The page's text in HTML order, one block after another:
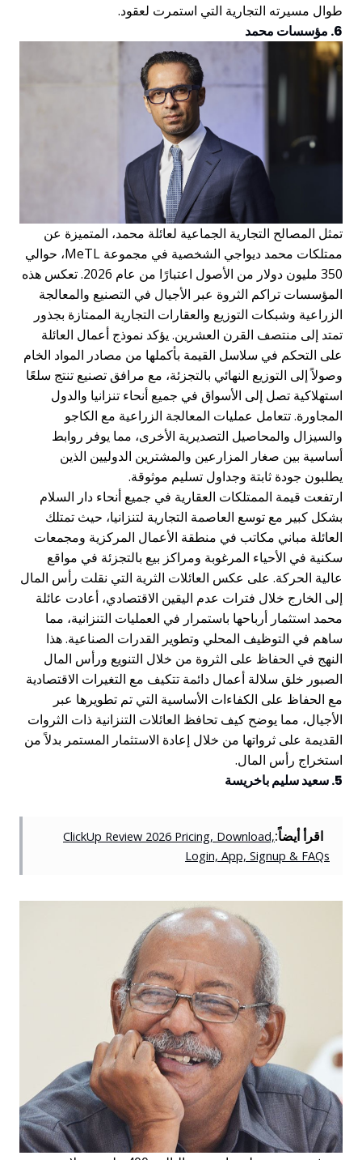
طوال مسيرته التجارية التي استمرت لعقود.
تمثل المصالح التجارية الجماعية لعائلة محمد، المتميزة عن
ممتلكات محمد ديواجي الشخصية في مجموعة MeTL، حوالي
350 مليون دولار من الأصول اعتبارًا من عام 2026. تعكس هذه
المؤسسات تراكم الثروة عبر الأجيال في التصنيع والمعالجة
الزراعية وشبكات التوزيع والعقارات التجارية الممتازة بجذور
تمتد إلى منتصف القرن العشرين. يؤكد نموذج أعمال العائلة
على التحكم في سلاسل القيمة بأكملها من مصادر المواد الخام
وصولاً إلى التوزيع النهائي بالتجزئة، مع مرافق تصنيع تنتج سلعًا
استهلاكية تصل إلى الأسواق في جميع أنحاء تنزانيا والدول
المجاورة. تتعامل عمليات المعالجة الزراعية مع الكاجو
والسيزال والمحاصيل التصديرية الأخرى، مما يوفر روابط
أساسية بين صغار المزارعين والمشترين الدوليين الذين
يطلبون جودة ثابتة وجداول تسليم موثوقة.
ارتفعت قيمة الممتلكات العقارية في جميع أنحاء دار السلام
بشكل كبير مع توسع العاصمة التجارية لتنزانيا، حيث تمتلك
العائلة مباني مكاتب في منطقة الأعمال المركزية ومجمعات
سكنية في الأحياء المرغوبة ومراكز بيع بالتجزئة في مواقع
عالية الحركة. على عكس العائلات الثرية التي نقلت رأس المال
إلى الخارج خلال فترات عدم اليقين الاقتصادي، أعادت عائلة
محمد استثمار أرباحها باستمرار في العمليات التنزانية، مما
ساهم في التوظيف المحلي وتطوير القدرات الصناعية. هذا
النهج في الحفاظ على الثروة من خلال التنويع ورأس المال
الصبور خلق سلالة أعمال دائمة تتكيف مع التغيرات الاقتصادية
مع الحفاظ على الكفاءات الأساسية التي تم تطويرها عبر
الأجيال، مما يوضح كيف تحافظ العائلات التنزانية ذات الثروات
القديمة على ثرواتها من خلال إعادة الاستثمار المستمر بدلاً من
استخراج رأس المال.
اقرأ أيضاً:ClickUp Review 2026 Pricing, Download,
Login, App, Signup & FAQs